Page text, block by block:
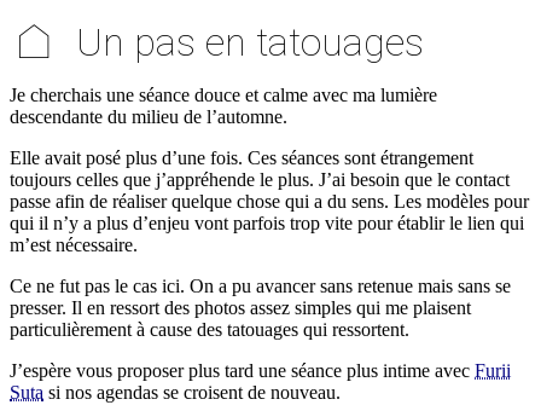
⌂ Un pas en tatouages
Je cherchais une séance douce et calme avec ma lumière
descendante du milieu de l’automne.
Elle avait posé plus d’une fois. Ces séances sont étrangement
toujours celles que j’appréhende le plus. J’ai besoin que le contact
passe afin de réaliser quelque chose qui a du sens. Les modèles pour
qui il n’y a plus d’enjeu vont parfois trop vite pour établir le lien qui
m’est nécessaire.
Ce ne fut pas le cas ici. On a pu avancer sans retenue mais sans se
presser. Il en ressort des photos assez simples qui me plaisent
particulièrement à cause des tatouages qui ressortent.
J’espère vous proposer plus tard une séance plus intime avec Furii
Suta si nos agendas se croisent de nouveau.